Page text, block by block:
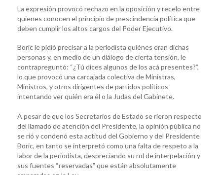
La expresión provocó rechazo en la oposición y recelo entre
quienes conocen el principio de prescindencia política que
deben cumplir los altos cargos del Poder Ejecutivo.
Boric le pidió precisar a la periodista quiénes eran dichas
personas y, en medio de un diálogo de cierta tensión, le
contrapreguntó: “¿Tú dices algunos de los acá presentes?”,
lo que provocó una carcajada colectiva de Ministras,
Ministros, y otros dirigentes de partidos políticos
intentando ver quién era él o la Judas del Gabinete.
A pesar de que los Secretarios de Estado se rieron respecto
del llamado de atención del Presidente, la opinión pública no
se rió y condenó esta actitud del Gobierno y del Presidente
Boric, en tanto se interpretó como una falta de respeto a la
labor de la periodista, despreciando su rol de interpelación y
sus fuentes “reservadas” que están absolutamente